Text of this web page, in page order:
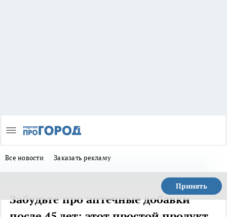
Все новости Заказать рекламу
Принять
Забудьте про аптечные добавки